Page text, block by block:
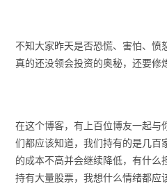
不知大家昨天是否恐慌、害怕、愤
真的还没领会投资的奥秘，还要修
在这个博客，有上百位博友一起
们都应该知道，我们持有的是几百
的成本不高并会继续降低，有什么
持有大量股票，我想什么情绪都应